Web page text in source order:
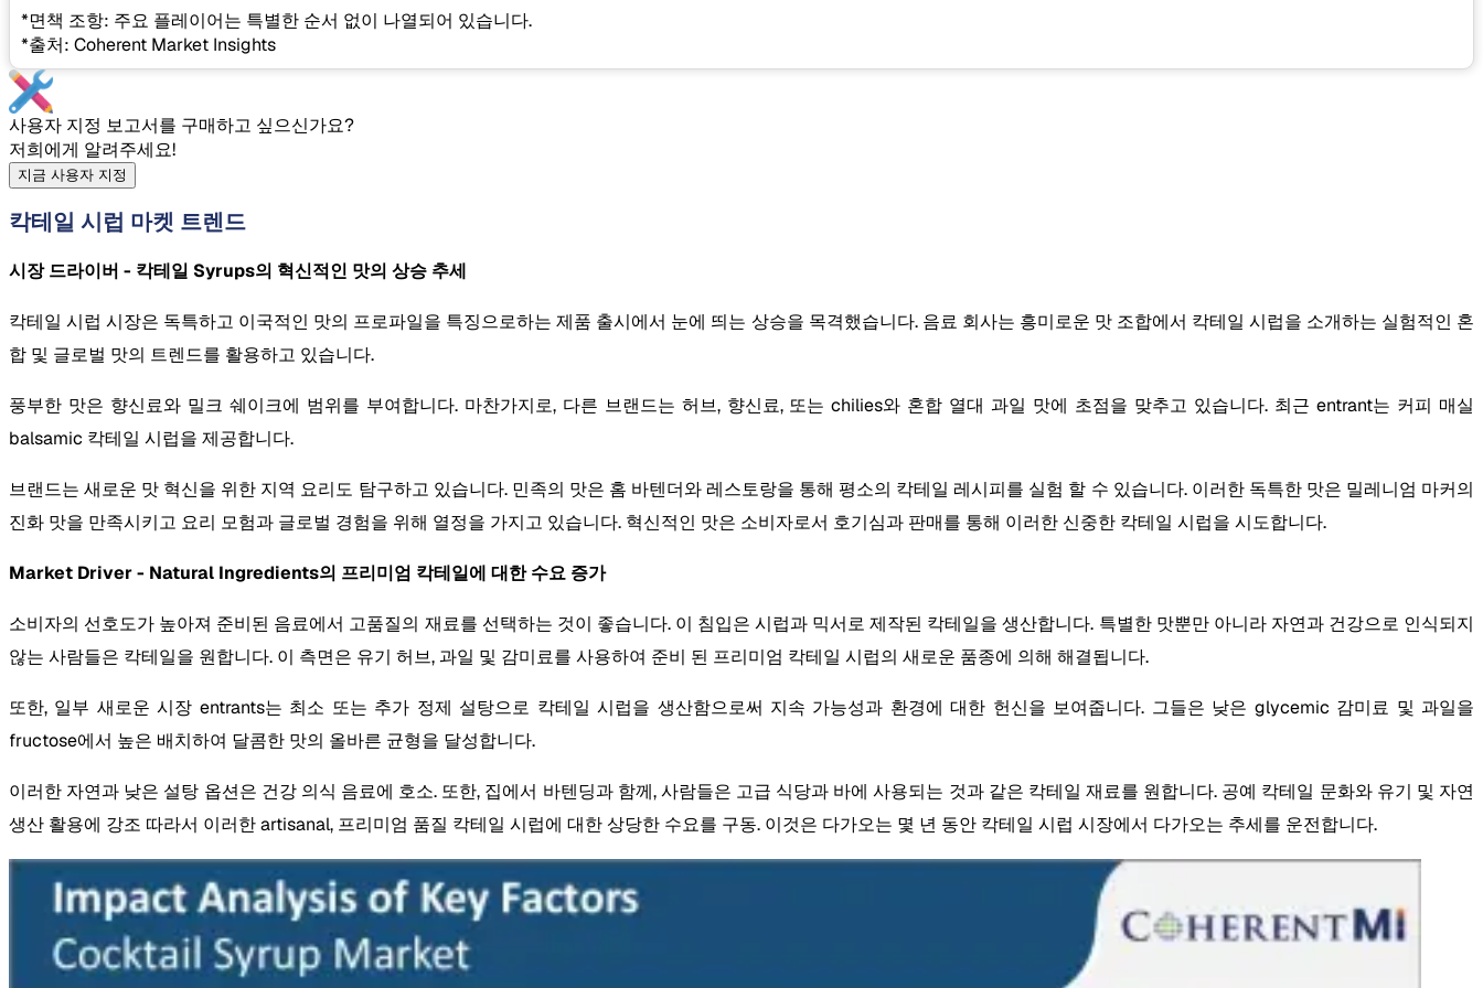
*면책 조항: 주요 플레이어는 특별한 순서 없이 나열되어 있습니다.
*출처: Coherent Market Insights
사용자 지정 보고서를 구매하고 싶으신가요?
저희에게 알려주세요!
지금 사용자 지정
칵테일 시럽 마켓 트렌드
시장 드라이버 - 칵테일 Syrups의 혁신적인 맛의 상승 추세
칵테일 시럽 시장은 독특하고 이국적인 맛의 프로파일을 특징으로하는 제품 출시에서 눈에 띄는 상승을 목격했습니다. 음료 회사는 흥미로운 맛 조합에서 칵테일 시럽을 소개하는 실험적인 혼
합 및 글로벌 맛의 트렌드를 활용하고 있습니다.
풍부한 맛은 향신료와 밀크 쉐이크에 범위를 부여합니다. 마찬가지로, 다른 브랜드는 허브, 향신료, 또는 chilies와 혼합 열대 과일 맛에 초점을 맞추고 있습니다. 최근 entrant는 커피 매실
balsamic 칵테일 시럽을 제공합니다.
브랜드는 새로운 맛 혁신을 위한 지역 요리도 탐구하고 있습니다. 민족의 맛은 홈 바텐더와 레스토랑을 통해 평소의 칵테일 레시피를 실험 할 수 있습니다. 이러한 독특한 맛은 밀레니엄 마커의
진화 맛을 만족시키고 요리 모험과 글로벌 경험을 위해 열정을 가지고 있습니다. 혁신적인 맛은 소비자로서 호기심과 판매를 통해 이러한 신중한 칵테일 시럽을 시도합니다.
Market Driver - Natural Ingredients의 프리미엄 칵테일에 대한 수요 증가
소비자의 선호도가 높아져 준비된 음료에서 고품질의 재료를 선택하는 것이 좋습니다. 이 침입은 시럽과 믹서로 제작된 칵테일을 생산합니다. 특별한 맛뿐만 아니라 자연과 건강으로 인식되지
않는 사람들은 칵테일을 원합니다. 이 측면은 유기 허브, 과일 및 감미료를 사용하여 준비 된 프리미엄 칵테일 시럽의 새로운 품종에 의해 해결됩니다.
또한, 일부 새로운 시장 entrants는 최소 또는 추가 정제 설탕으로 칵테일 시럽을 생산함으로써 지속 가능성과 환경에 대한 헌신을 보여줍니다. 그들은 낮은 glycemic 감미료 및 과일을
fructose에서 높은 배치하여 달콤한 맛의 올바른 균형을 달성합니다.
이러한 자연과 낮은 설탕 옵션은 건강 의식 음료에 호소. 또한, 집에서 바텐딩과 함께, 사람들은 고급 식당과 바에 사용되는 것과 같은 칵테일 재료를 원합니다. 공예 칵테일 문화와 유기 및 자연
생산 활용에 강조 따라서 이러한 artisanal, 프리미엄 품질 칵테일 시럽에 대한 상당한 수요를 구동. 이것은 다가오는 몇 년 동안 칵테일 시럽 시장에서 다가오는 추세를 운전합니다.